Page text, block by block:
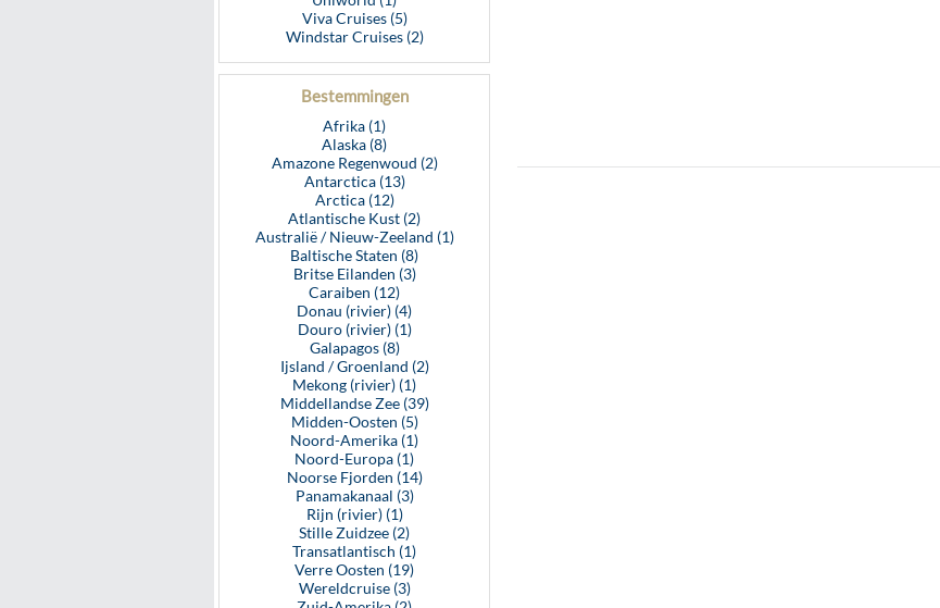
Viva Cruises (5)
Windstar Cruises (2)
Bestemmingen
Afrika (1)
Alaska (8)
Amazone Regenwoud (2)
Antarctica (13)
Arctica (12)
Atlantische Kust (2)
Australië / Nieuw-Zeeland (1)
Baltische Staten (8)
Britse Eilanden (3)
Caraiben (12)
Donau (rivier) (4)
Douro (rivier) (1)
Galapagos (8)
Ijsland / Groenland (2)
Mekong (rivier) (1)
Middellandse Zee (39)
Midden-Oosten (5)
Noord-Amerika (1)
Noord-Europa (1)
Noorse Fjorden (14)
Panamakanaal (3)
Rijn (rivier) (1)
Stille Zuidzee (2)
Transatlantisch (1)
Verre Oosten (19)
Wereldcruise (3)